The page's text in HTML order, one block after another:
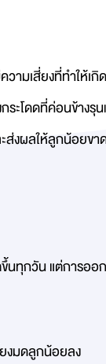
ามเสี่ยงที่ทำให้เ
โดดที่ค่อนข้างรุน
ส่งผลให้ลูกน้อยขา
นทุกวัน แต่การอ
งมดลูกน้อยลง